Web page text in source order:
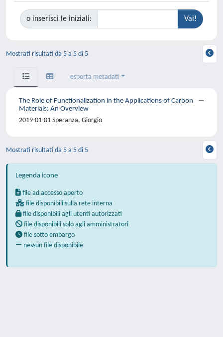
o inserisci le iniziali:
Mostrati risultati da 5 a 5 di 5
esporta metadati
The Role of Functionalization in the Applications of Carbon
Materials: An Overview
2019-01-01 Speranza, Giorgio
Mostrati risultati da 5 a 5 di 5
Legenda icone
file ad accesso aperto
file disponibili sulla rete interna
file disponibili agli utenti autorizzati
file disponibili solo agli amministratori
file sotto embargo
nessun file disponibile